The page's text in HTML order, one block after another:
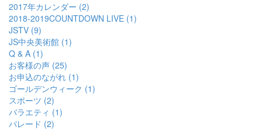
2017年カレンダー (2)
2018-2019COUNTDOWN LIVE (1)
JSTV (9)
JS中央美術館 (1)
Q & A (1)
お客様の声 (25)
お申込のながれ (1)
ゴールデンウィーク (1)
スポーツ (2)
バラエティ (1)
パレード (2)